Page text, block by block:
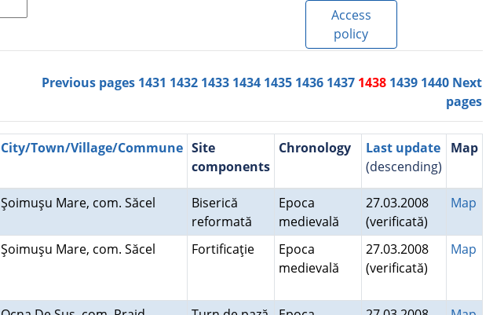
Access
policy
Previous pages 1431 1432 1433 1434 1435 1436 1437 1438 1439 1440 Next
pages
City/Town/Village/Commune Site
components
Chronology
Last update
(descending)
Map
Şoimuşu Mare, com. Săcel
Biserică
reformată
Epoca
medievală
27.03.2008
(verificată)
Map
Şoimuşu Mare, com. Săcel Fortificaţie
Epoca
medievală
27.03.2008
(verificată)
Map